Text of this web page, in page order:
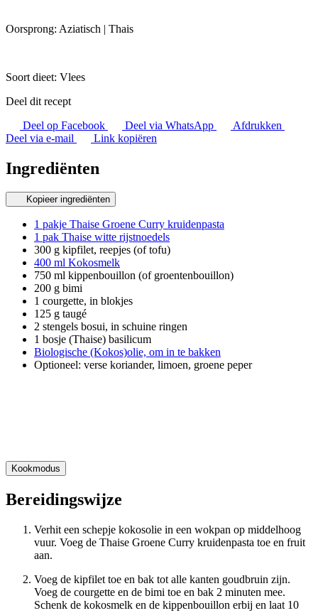
Oorsprong: Aziatisch | Thais
Soort dieet: Vlees
Deel dit recept
Deel op Facebook
Deel via WhatsApp
Afdrukken
Deel via e-mail
Link kopiëren
Ingrediënten
Kopieer ingrediënten
1 pakje Thaise Groene Curry kruidenpasta
1 pak Thaise witte rijstnoedels
300 g kipfilet, reepjes (of tofu)
400 ml Kokosmelk
750 ml kippenbouillon (of groentenbouillon)
200 g bimi
1 courgette, in blokjes
125 g taugé
2 stengels bosui, in schuine ringen
1 bosje (Thaise) basilicum
Biologische (Kokos)olie, om in te bakken
Optioneel: verse koriander, limoen, groene peper
Kookmodus
Bereidingswijze
Verhit een schepje kokosolie in een wokpan op middelhoog
vuur. Voeg de Thaise Groene Curry kruidenpasta toe en fruit
aan.
Voeg de kipfilet toe en bak tot alle kanten goudbruin zijn.
Voeg de courgette en de bimi toe en bak 2 minuten mee.
Schenk de kokosmelk en de kippenbouillon erbij en laat 10